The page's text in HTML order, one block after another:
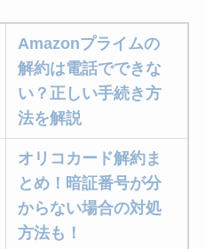
Amazonプライムの
解約は電話でできな
い？正しい手続き方
法を解説
オリコカード解約ま
とめ！暗証番号が分
からない場合の対処
方法も！